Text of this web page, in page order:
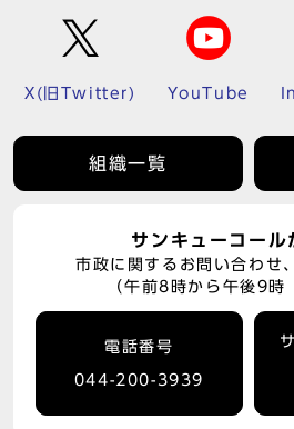
X(旧Twitter) YouTube
組織一覧
サンキューコール
市政に関するお問い合わせ
（午前8時から午後9
電話番号
044-200-3939